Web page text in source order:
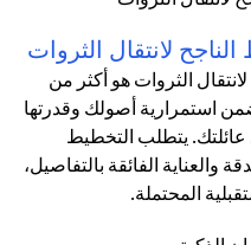
لانتقال الثروات
الثروات هو أكثر من
استمرارية أصولك وقدرتها
عائلتك. يتطلب التخطيط
والعناية الفائقة بالتفاصيل،
المحتملة.